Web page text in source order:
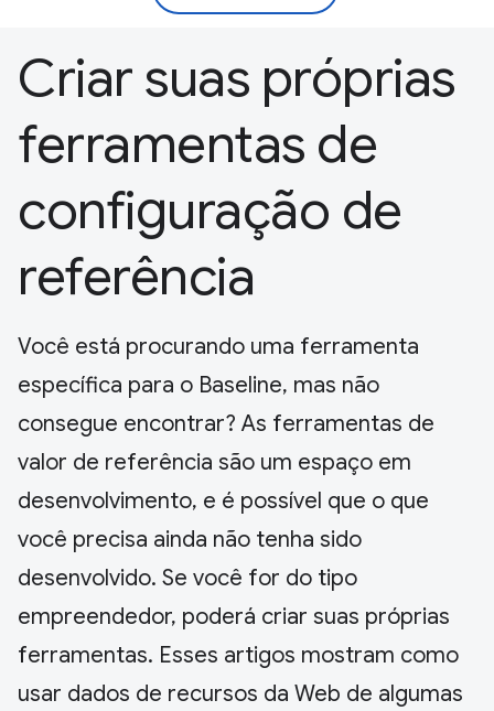
Criar suas próprias
ferramentas de
configuração de
referência
Você está procurando uma ferramenta
específica para o Baseline, mas não
consegue encontrar? As ferramentas de
valor de referência são um espaço em
desenvolvimento, e é possível que o que
você precisa ainda não tenha sido
desenvolvido. Se você for do tipo
empreendedor, poderá criar suas próprias
ferramentas. Esses artigos mostram como
usar dados de recursos da Web de algumas